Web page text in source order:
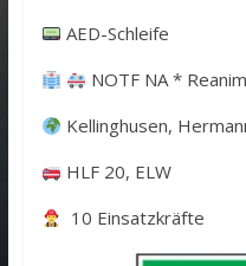
AED-Schleife
NOTF NA *
Kellinghusen,
HLF 20, ELW
10 Einsatzkräfte